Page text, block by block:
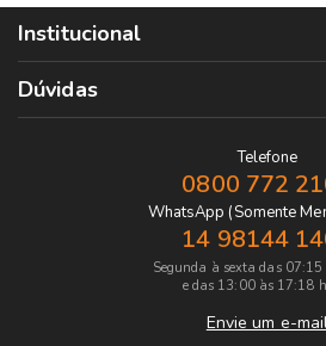
Institucional
Dúvidas
Telefone
0800 772
WhatsApp (Somente
14 98144
Segunda à sexta das
e das 13:00 às 17:18
Envie um e-